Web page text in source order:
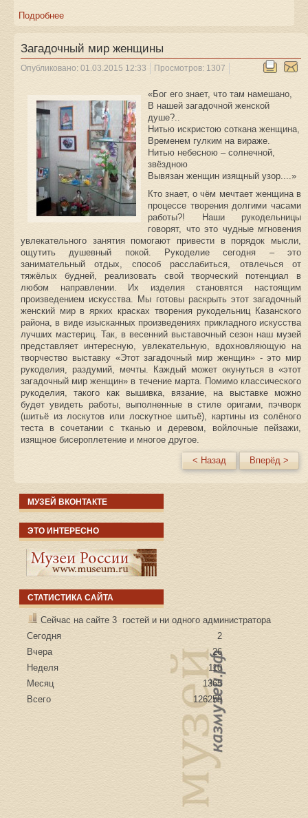
Подробнее
Загадочный мир женщины
Опубликовано: 01.03.2015 12:33 Просмотров: 1307
«Бог его знает, что там намешано,
В нашей загадочной женской
душе?..
Нитью искристою соткана женщина,
Временем гулким на вираже.
Нитью небесною – солнечной,
звёздною
Вывязан женщин изящный узор....»
Кто знает, о чём мечтает женщина в
процессе творения долгими часами
работы?! Наши рукодельницы
говорят, что это чудные мгновения
увлекательного занятия помогают привести в порядок мысли,
ощутить душевный покой. Рукоделие сегодня – это
занимательный отдых, способ расслабиться, отвлечься от
тяжёлых будней, реализовать свой творческий потенциал в
любом направлении. Их изделия становятся настоящим
произведением искусства. Мы готовы раскрыть этот загадочный
женский мир в ярких красках творения рукодельниц Казанского
района, в виде изысканных произведениях прикладного искусства
лучших мастериц. Так, в весенний выставочный сезон наш музей
представляет интересную, увлекательную, вдохновляющую на
творчество выставку «Этот загадочный мир женщин» - это мир
рукоделия, раздумий, мечты. Каждый может окунуться в «этот
загадочный мир женщин» в течение марта. Помимо классического
рукоделия, такого как вышивка, вязание, на выставке можно
будет увидеть работы, выполненные в стиле оригами, пэчворк
(шитьё из лоскутов или лоскутное шитьё), картины из солёного
теста в сочетании с тканью и деревом, войлочные пейзажи,
изящное бисероплетение и многое другое.
< Назад
Вперёд >
МУЗЕЙ ВКОНТАКТЕ
ЭТО ИНТЕРЕСНО
СТАТИСТИКА САЙТА
Сейчас на сайте 3 гостей и ни одного администратора
Сегодня
2
Вчера
26
Неделя
110
Месяц
1365
Всего
126259